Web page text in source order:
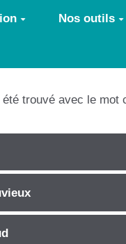
Nos outils
trouvé avec le mot